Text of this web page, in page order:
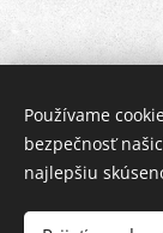
Používame
bezpečnosť
najlepšiu